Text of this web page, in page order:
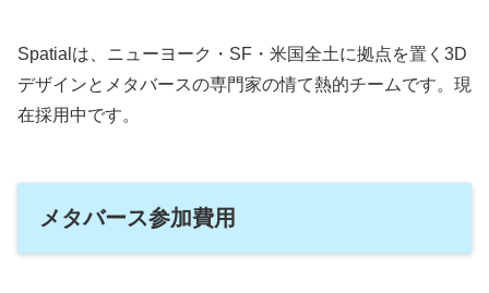
Spatialは、ニューヨーク・SF・米国全土に拠点を置く3D
デザインとメタバースの専門家の情て熱的チームです。現
在採用中です。
メタバース参加費用